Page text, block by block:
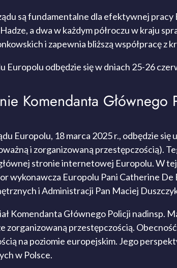
są fundamentalne dla efektywnej
a dwa w każdym półroczu w kraju
i zapewnia bliższą współpracę
Europolu odbędzie się w dniach 25-26
Komendanta
Europolu, 18 marca 2025 r., odbędzie
i zorganizowaną przestępczością).
stronie internetowej Europolu. W
wykonawcza Europolu Pani Catherine
i Administracji Pan Maciej
Komendanta Głównego Policji nadinsp.
zorganizowaną przestępczością.
na poziomie europejskim. Jego
w Polsce.